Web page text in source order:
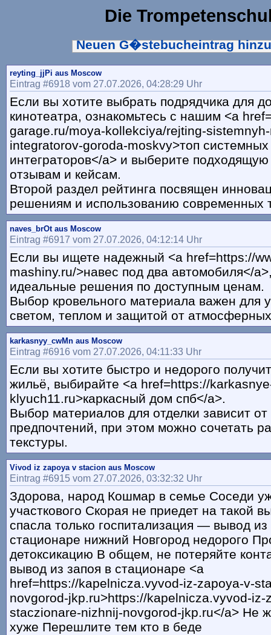
Die
Neuen G�stebucheintrag
reyting_jjPi aus Moscow
Eintrag #6918 vom 27.07.2026, 04:28:29 Uhr
Если вы хотите выбрать подрядчика для
кинотеатра, ознакомьтесь с нашим <a
garage.ru/moya-kollekciya/rejting-
integratorov-goroda-moskvy>топ системных
интеграторов</a> и выберите
отзывам и кейсам.
Второй раздел рейтинга посвящен
решениям и использованию современных
naves_brOt aus Moscow
Eintrag #6917 vom 27.07.2026, 04:12:14 Uhr
Если вы ищете надежный <a href=https://
mashiny.ru/>навес под два автомобиля</
идеальные решения по доступным ценам.
Выбор кровельного материала важен для
светом, теплом и защитой от
karkasnyy_cwMn aus Moscow
Eintrag #6916 vom 27.07.2026, 04:11:33 Uhr
Если вы хотите быстро и недорого
жильё, выбирайте <a href=https://
klyuch11.ru>каркасный дом спб</a>.
Выбор материалов для отделки зависит
предпочтений, при этом можно сочетать
текстуры.
Vivod iz zapoya v stacion aus Moscow
Eintrag #6915 vom 27.07.2026, 03:32:32 Uhr
Здорова, народ Кошмар в семье Соседи
участкового Скорая не приедет на такой
спасла только госпитализация — вывод из
стационаре нижний Новгород недорого
детоксикацию В общем, не потеряйте
вывод из запоя в стационаре <a
href=https://kapelnicza.vyvod-iz-zapoya-v-
novgorod-jkp.ru>https://kapelnicza.vyvod-iz-
staczionare-nizhnij-novgorod-jkp.ru</a> Не
хуже Перешлите тем кто в беде